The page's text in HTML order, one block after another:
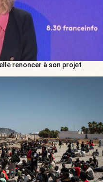
renoncer à son projet